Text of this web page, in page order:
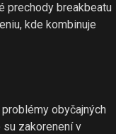
prechody breakbeatu
kde kombinuje
obyčajných
zakorenení v